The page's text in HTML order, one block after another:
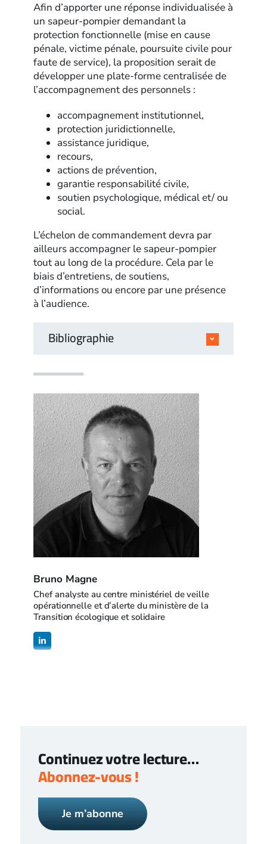
Afin d’apporter une réponse individualisée à
un sapeur-pompier demandant la
protection fonctionnelle (mise en cause
pénale, victime pénale, poursuite civile pour
faute de service), la proposition serait de
développer une plate-forme centralisée de
l’accompagnement des personnels :
accompagnement institutionnel,
protection juridictionnelle,
assistance juridique,
recours,
actions de prévention,
garantie responsabilité civile,
soutien psychologique, médical et/ ou
social.
L’échelon de commandement devra par
ailleurs accompagner le sapeur-pompier
tout au long de la procédure. Cela par le
biais d’entretiens, de soutiens,
d’informations ou encore par une présence
à l’audience.
Bibliographie
Bruno Magne
Chef analyste au centre ministériel de veille
opérationnelle et d’alerte du ministère de la
Transition écologique et solidaire
Continuez votre lecture…
Abonnez-vous !
Je m’abonne